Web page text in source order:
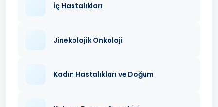
İç Hastalıkları
Jinekolojik Onkoloji
Kadın Hastalıkları ve Doğum